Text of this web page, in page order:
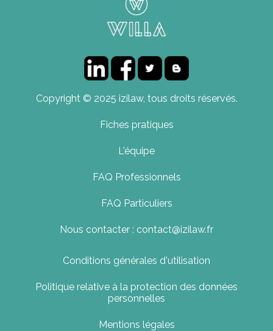
Copyright © 2025 izilaw, tous droits réservés.
Fiches pratiques
L'équipe
FAQ Professionnels
FAQ Particuliers
Nous contacter : contact@izilaw.fr
Conditions générales d'utilisation
Politique relative à la protection des données
personnelles
Mentions légales